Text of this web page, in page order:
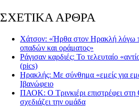
ΣΧΕΤΙΚΑ ΑΡΘΡΑ
Χάτσον: «Ήρθα στον Ηρακλή λόγω
οπαδών και οράματος»
Ράγισαν καρδιές: Το τελευταίο
(pics)
Ηρακλής: Με σύνθημα «εμείς για
Ιβανώφειο
ΠΑΟΚ: Ο Τρινκιέρι επιστρέφει στη
σχεδιάζει την ομάδα